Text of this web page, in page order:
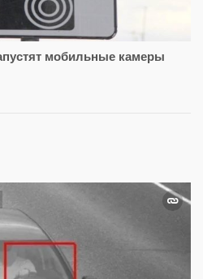
мобильные камеры